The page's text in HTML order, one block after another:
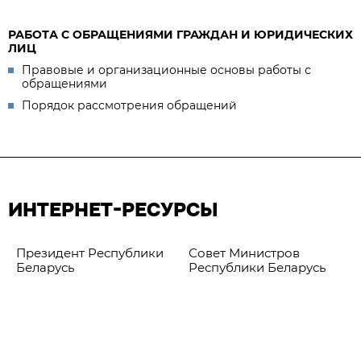
РАБОТА С ОБРАЩЕНИЯМИ ГРАЖДАН И ЮРИДИЧЕСКИХ
ЛИЦ
Правовые и организационные основы работы с
обращениями
Порядок рассмотрения обращений
ИНТЕРНЕТ-РЕСУРСЫ
Президент Республики
Беларусь
Совет Министров
Республики Беларусь